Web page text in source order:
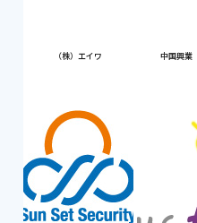
（株）エイワ 中国興業